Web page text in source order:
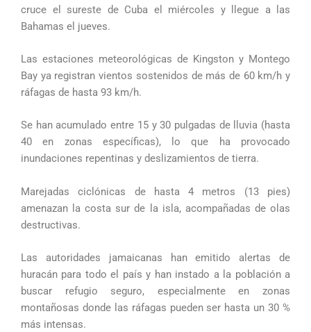
cruce el sureste de Cuba el miércoles y llegue a las
Bahamas el jueves.
Las estaciones meteorológicas de Kingston y Montego
Bay ya registran vientos sostenidos de más de 60 km/h y
ráfagas de hasta 93 km/h.
Se han acumulado entre 15 y 30 pulgadas de lluvia (hasta
40 en zonas específicas), lo que ha provocado
inundaciones repentinas y deslizamientos de tierra.
Marejadas ciclónicas de hasta 4 metros (13 pies)
amenazan la costa sur de la isla, acompañadas de olas
destructivas.
Las autoridades jamaicanas han emitido alertas de
huracán para todo el país y han instado a la población a
buscar refugio seguro, especialmente en zonas
montañosas donde las ráfagas pueden ser hasta un 30 %
más intensas.